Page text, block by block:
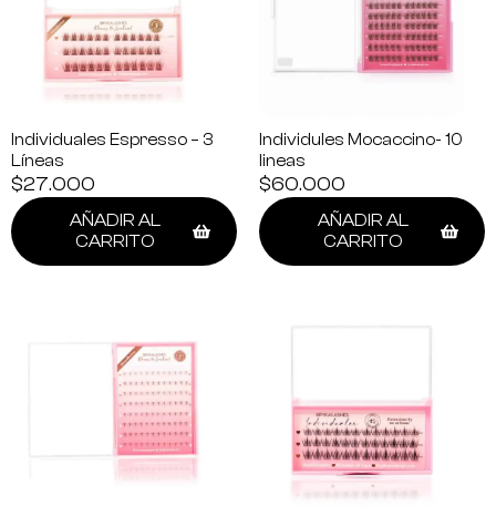
Individuales Espresso – 3
Líneas
$27.000
AÑADIR AL
CARRITO
Individules Mocaccino- 10
lineas
$60.000
AÑADIR AL
CARRITO